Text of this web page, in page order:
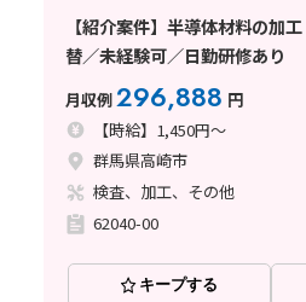
【紹介案件】半導体材料の加
替／未経験可／日勤研修あり
月収例296,888 円
【時給】1,450円～
群馬県高崎市
検査、加工、その他
62040-00
キープする